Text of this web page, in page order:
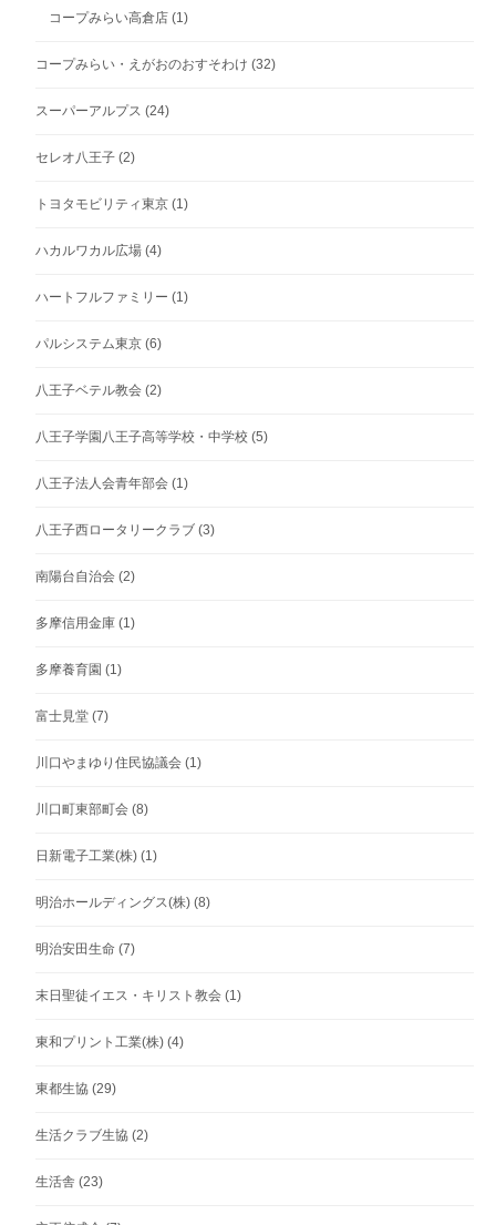
コープみらい高倉店 (1)
コープみらい・えがおのおすそわけ (32)
スーパーアルプス (24)
セレオ八王子 (2)
トヨタモビリティ東京 (1)
ハカルワカル広場 (4)
ハートフルファミリー (1)
パルシステム東京 (6)
八王子ベテル教会 (2)
八王子学園八王子高等学校・中学校 (5)
八王子法人会青年部会 (1)
八王子西ロータリークラブ (3)
南陽台自治会 (2)
多摩信用金庫 (1)
多摩養育園 (1)
富士見堂 (7)
川口やまゆり住民協議会 (1)
川口町東部町会 (8)
日新電子工業(株) (1)
明治ホールディングス(株) (8)
明治安田生命 (7)
末日聖徒イエス・キリスト教会 (1)
東和プリント工業(株) (4)
東都生協 (29)
生活クラブ生協 (2)
生活舎 (23)